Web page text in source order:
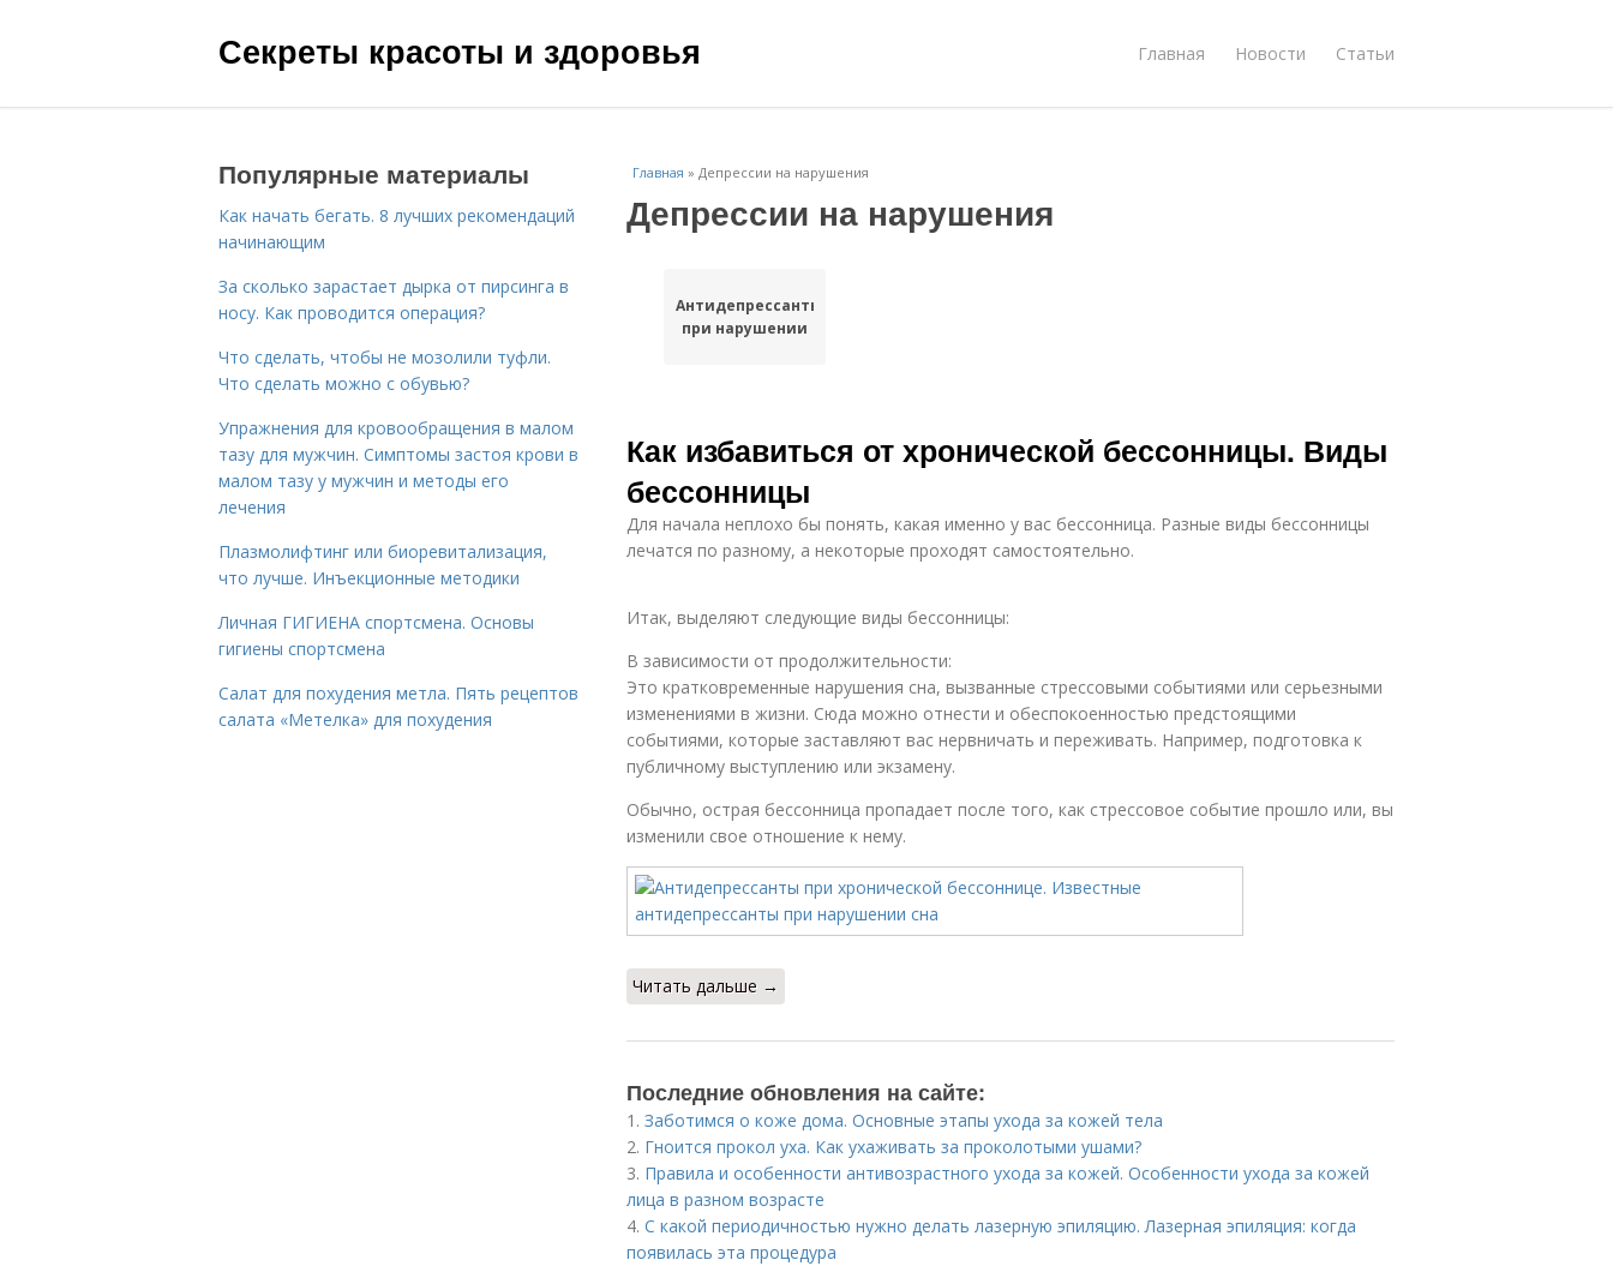
Секреты красоты и здоровья Главная Новости Статьи
Главная » Депрессии на нарушения
Депрессии на нарушения
Антидепрессанты
при нарушении
Как избавиться от хронической бессонницы. Виды
бессонницы
Для начала неплохо бы понять, какая именно у вас бессонница. Разные виды бессонницы
лечатся по разному, а некоторые проходят самостоятельно.
Итак, выделяют следующие виды бессонницы:
В зависимости от продолжительности:
Это кратковременные нарушения сна, вызванные стрессовыми событиями или серьезными
изменениями в жизни. Сюда можно отнести и обеспокоенностью предстоящими
событиями, которые заставляют вас нервничать и переживать. Например, подготовка к
публичному выступлению или экзамену.
Обычно, острая бессонница пропадает после того, как стрессовое событие прошло или, вы
изменили свое отношение к нему.
Читать дальше →
Последние обновления на сайте:
1. Заботимся о коже дома. Основные этапы ухода за кожей тела
2. Гноится прокол уха. Как ухаживать за проколотыми ушами?
3. Правила и особенности антивозрастного ухода за кожей. Особенности ухода за кожей
лица в разном возрасте
4. С какой периодичностью нужно делать лазерную эпиляцию. Лазерная эпиляция: когда
появилась эта процедура
Популярные материалы
Как начать бегать. 8 лучших рекомендаций
начинающим
За сколько зарастает дырка от пирсинга в
носу. Как проводится операция?
Что сделать, чтобы не мозолили туфли.
Что сделать можно с обувью?
Упражнения для кровообращения в малом
тазу для мужчин. Симптомы застоя крови в
малом тазу у мужчин и методы его
лечения
Плазмолифтинг или биоревитализация,
что лучше. Инъекционные методики
Личная ГИГИЕНА спортсмена. Основы
гигиены спортсмена
Салат для похудения метла. Пять рецептов
салата «Метелка» для похудения